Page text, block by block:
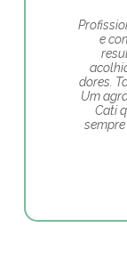
e
dores.
Um
Cati